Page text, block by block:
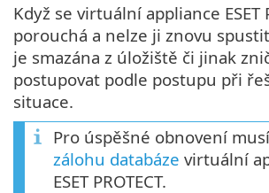
Když se virtuální appliance ESET
porouchá a nelze ji znovu
je smazána z úložiště či jinak
postupovat podle postupu při
situace.
Pro úspěšné obnovení
zálohu databáze virtuální
ESET PROTECT.